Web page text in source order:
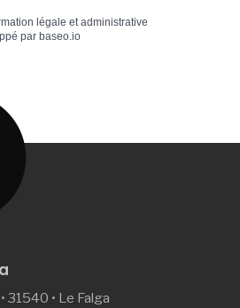
légale et administrative
par baseo.io
31540 • Le Falga